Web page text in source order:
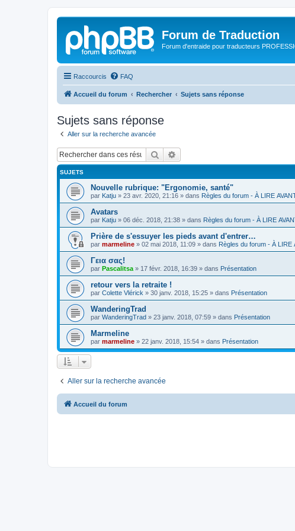
Forum de Traduction
Forum d'entraide pour traducteurs
Raccourcis FAQ
Accueil du forum Rechercher Sujets sans réponse
Sujets sans réponse
Aller sur la recherche avancée
Rechercher
SUJETS
Nouvelle rubrique: "Ergonomie, santé"
par Katju » 23 avr. 2020, 21:16 » dans Règles du forum - À LIRE
Avatars
par Katju » 06 déc. 2018, 21:38 » dans Règles du forum - À LIRE
Prière de s'essuyer les pieds avant d'entrer…
par marmeline » 02 mai 2018, 11:09 » dans Règles du forum - À LIRE
Γεια σας!
par Pascalitsa » 17 févr. 2018, 16:39 » dans Présentation
retour vers la retraite !
par Colette Vlérick » 30 janv. 2018, 15:25 » dans Présentation
WanderingTrad
par WanderingTrad » 23 janv. 2018, 07:59 » dans Présentation
Marmeline
par marmeline » 22 janv. 2018, 15:54 » dans Présentation
Aller sur la recherche avancée
Accueil du forum